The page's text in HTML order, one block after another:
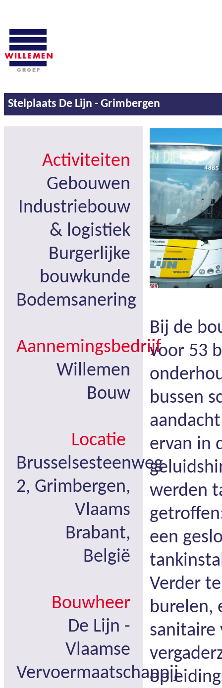
Stelplaats De Lijn - Grimbergen
Activiteiten
Gebouwen
Industriebouw
& logistiek
Burgerlijke
bouwkunde
Bodemsanering
Aannemingsbedrijf
Willemen
Bouw
Locatie
Brusselsesteenweg
2, Grimbergen,
Vlaams
Brabant,
België
Bouwheer
De Lijn -
Vlaamse
Vervoermaatschappij
Bij de
voor 53
bussen
ervan in
werden
een
Verder
burelen,
sanitaire